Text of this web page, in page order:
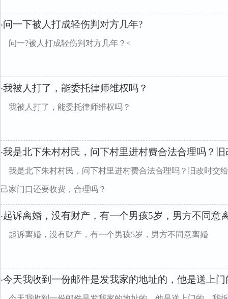
·问一下被人打成轻伤判对方几年?
问一?被人打成轻伤判对方几年？<
·我被人打了，能委托律师维权吗？
我被人打了，能委托律师维权吗？
·我是北下朱村村民，问下村里进村费合法合理吗？
我是北下朱村村民，问下村里进村费合法合理吗？旧改时交
己家门口还要收费，合理吗？
·起诉离婚，没有财产，有一个男孩5岁，男方不同意
起诉离婚，没有财产，有一个男孩5岁，男方不同意离婚
·今天我收到一份邮件是发我家的地址的，他是送上